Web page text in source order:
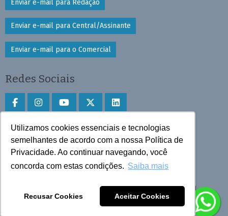
Utilizamos cookies essenciais e tecnologias
semelhantes de acordo com a nossa Política de
Privacidade. Ao continuar navegando, você
concorda com estas condições. Saiba mais
Recusar Cookies Aceitar Cookies
Enviar e-mail para Redação
Enviar e-mail para Central/Assinante
Enviar e-mail para o Comercial
Redes Sociais
Faça download do aplicativo
Play Store e App Store
Todos os direitos reservados © 2025 Cruzeiro do Sul